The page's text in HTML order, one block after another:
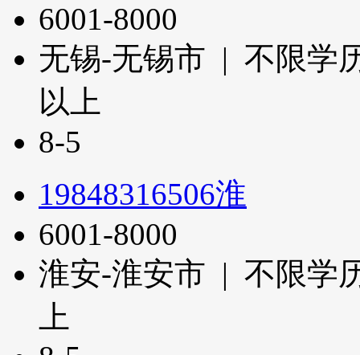
6001-8000
无锡-无锡市 | 不限
以上
8-5
19848316506淮
6001-8000
淮安-淮安市 | 不限
上